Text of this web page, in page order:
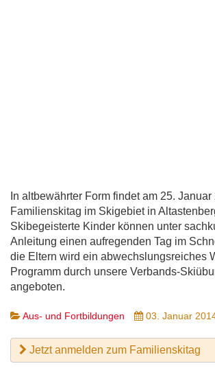
In altbewährter Form findet am 25.
Familienskitag im Skigebiet in
Skibegeisterte Kinder können unter
Anleitung einen aufregenden Tag im
die Eltern wird ein abwechslungsreiches
Programm durch unsere Verbands-
angeboten.
Aus- und Fortbildungen 03. Januar
Jetzt anmelden zum Familienskitag